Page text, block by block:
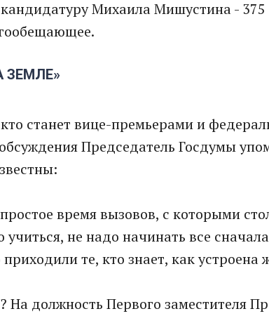
Михаила Мишустина - 375
станет вице-премьерами и
Председатель Госдумы
время вызовов, с которыми
не надо начинать все
те, кто знает, как устроена
На должность Первого заместителя